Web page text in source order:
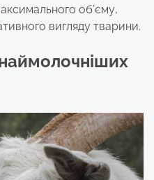
об’єму,
вигляду тварини.